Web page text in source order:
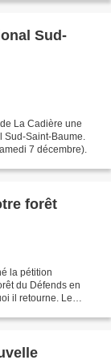
Sud-
La Cadière une
Sud-Saint-Baume.
7 décembre).
forêt
la pétition
du Défends en
il retourne. Le